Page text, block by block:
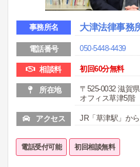
事務所名 大津法律事務
電話番号 050-5448-4439
相談料 初回60分無料
所在地
〒525-0032 滋賀
オフィス草津5階
アクセス JR「草津駅」か
電話受付可能 初回相談無料